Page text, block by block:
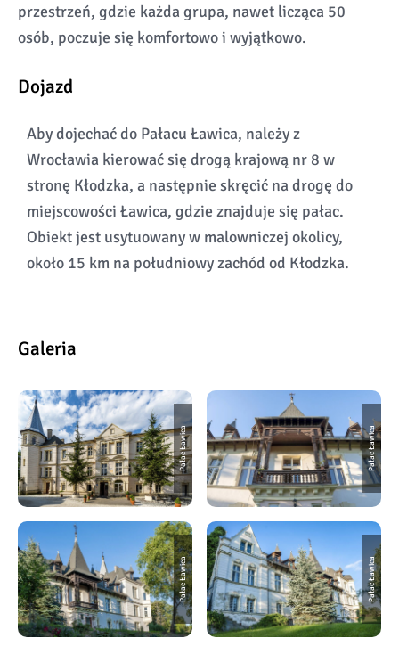
przestrzeń, gdzie każda grupa, nawet licząca 50
osób, poczuje się komfortowo i wyjątkowo.
Dojazd
Aby dojechać do Pałacu Ławica, należy z
Wrocławia kierować się drogą krajową nr 8 w
stronę Kłodzka, a następnie skręcić na drogę do
miejscowości Ławica, gdzie znajduje się pałac.
Obiekt jest usytuowany w malowniczej okolicy,
około 15 km na południowy zachód od Kłodzka.
Galeria
Pałac Ławica Pałac Ławica
Pałac Ławica Pałac Ławica